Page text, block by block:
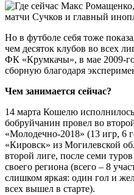
Но в футболе себя тоже
чем десяток клубов во всех
ФК «Крумкачы», в мае 2009-
сборную благодаря
Чем занимается сейчас?
14 марта Кошелю
бобруйчанин провел во
«Молодечно-2018» (13 игр, 6
«Кировск» из Могилевской
второй лиге, после семи
своего региона (всего – 8
слишком яркая: один гол и
всех вышел в старте).